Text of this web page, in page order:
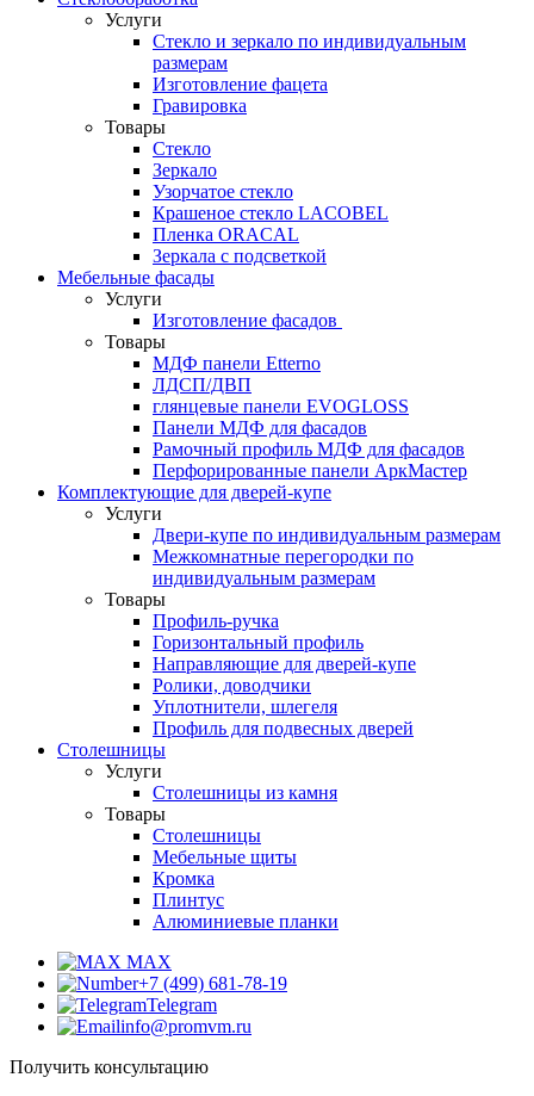
Услуги
Стекло и зеркало по индивидуальным
размерам
Изготовление фацета
Гравировка
Товары
Стекло
Зеркало
Узорчатое стекло
Крашеное стекло LACOBEL
Пленка ORACAL
Зеркала с подсветкой
Мебельные фасады
Услуги
Изготовление фасадов
Товары
МДФ панели Etterno
ЛДСП/ДВП
глянцевые панели EVOGLOSS
Панели МДФ для фасадов
Рамочный профиль МДФ для фасадов
Перфорированные панели АркМастер
Комплектующие для дверей-купе
Услуги
Двери-купе по индивидуальным размерам
Межкомнатные перегородки по
индивидуальным размерам
Товары
Профиль-ручка
Горизонтальный профиль
Направляющие для дверей-купе
Ролики, доводчики
Уплотнители, шлегеля
Профиль для подвесных дверей
Столешницы
Услуги
Столешницы из камня
Товары
Столешницы
Мебельные щиты
Кромка
Плинтус
Алюминиевые планки
MAX
+7 (499) 681-78-19
Telegram
info@promvm.ru
Получить консультацию